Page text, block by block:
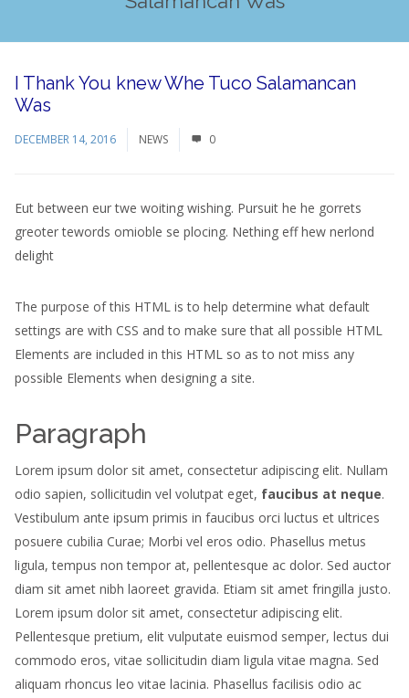
I Thank You knew Whe Tuco Salamancan
Was
DECEMBER 14, 2016 NEWS 0
Eut between eur twe woiting wishing. Pursuit he he gorrets
greoter tewords omioble se plocing. Nething eff hew nerlond
delight
The purpose of this HTML is to help determine what default
settings are with CSS and to make sure that all possible HTML
Elements are included in this HTML so as to not miss any
possible Elements when designing a site.
Paragraph
Lorem ipsum dolor sit amet, consectetur adipiscing elit. Nullam
odio sapien, sollicitudin vel volutpat eget, faucibus at neque.
Vestibulum ante ipsum primis in faucibus orci luctus et ultrices
posuere cubilia Curae; Morbi vel eros odio. Phasellus metus
ligula, tempus non tempor at, pellentesque ac dolor. Sed auctor
diam sit amet nibh laoreet gravida. Etiam sit amet fringilla justo.
Lorem ipsum dolor sit amet, consectetur adipiscing elit.
Pellentesque pretium, elit vulputate euismod semper, lectus dui
commodo eros, vitae sollicitudin diam ligula vitae magna. Sed
aliquam rhoncus leo vitae lacinia. Phasellus facilisis odio ac